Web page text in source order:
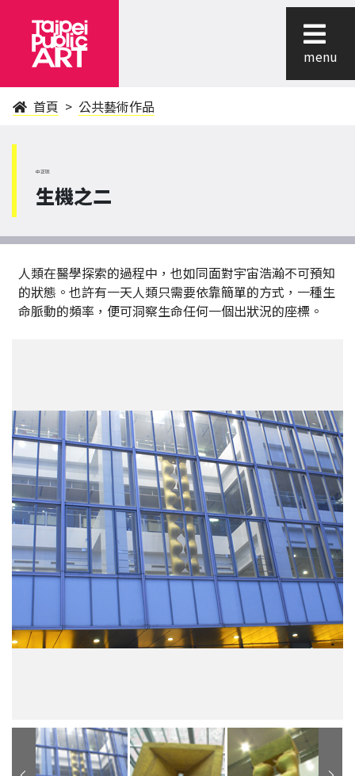
menu
首頁 公共藝術作品
中正區
生機之二
人類在醫學探索的過程中，也如同面對宇宙浩瀚不可預知
的狀態。也許有一天人類只需要依靠簡單的方式，一種生
命脈動的頻率，便可洞察生命任何一個出狀況的座標。